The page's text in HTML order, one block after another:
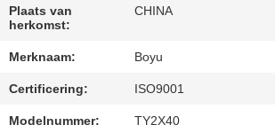
NIEUWS
OM EEN
Plaats van
herkomst:
CHINA
Merknaam: Boyu
Certificering: ISO9001
Modelnummer: TY2X40